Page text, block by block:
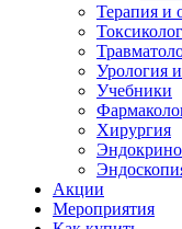
Терапия и
Урология
Учебники
Хирургия
Акции
Мероприятия